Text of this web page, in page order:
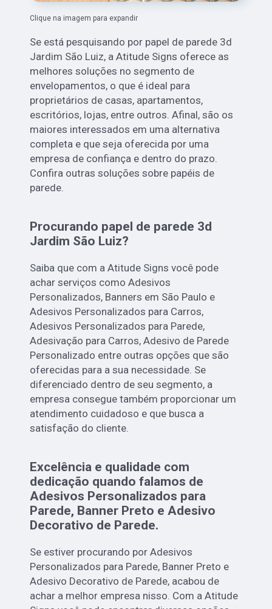
Clique na imagem para expandir
Se está pesquisando por papel de parede 3d
Jardim São Luiz, a Atitude Signs oferece as
melhores soluções no segmento de
envelopamentos, o que é ideal para
proprietários de casas, apartamentos,
escritórios, lojas, entre outros. Afinal, são os
maiores interessados em uma alternativa
completa e que seja oferecida por uma
empresa de confiança e dentro do prazo.
Confira outras soluções sobre papéis de
parede.
Procurando papel de parede 3d
Jardim São Luiz?
Saiba que com a Atitude Signs você pode
achar serviços como Adesivos
Personalizados, Banners em São Paulo e
Adesivos Personalizados para Carros,
Adesivos Personalizados para Parede,
Adesivação para Carros, Adesivo de Parede
Personalizado entre outras opções que são
oferecidas para a sua necessidade. Se
diferenciado dentro de seu segmento, a
empresa consegue também proporcionar um
atendimento cuidadoso e que busca a
satisfação do cliente.
Excelência e qualidade com
dedicação quando falamos de
Adesivos Personalizados para
Parede, Banner Preto e Adesivo
Decorativo de Parede.
Se estiver procurando por Adesivos
Personalizados para Parede, Banner Preto e
Adesivo Decorativo de Parede, acabou de
achar a melhor empresa nisso. Com a Atitude